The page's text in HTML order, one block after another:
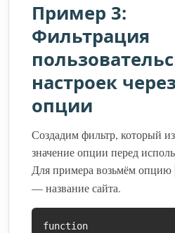
Пример 3:
Фильтрация
настроек
опции
Создадим фильтр, который
значение опции перед
Для примера возьмём опцию
— название сайта.
function